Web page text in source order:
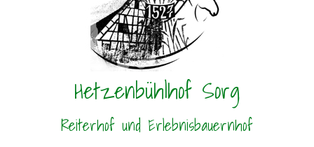
Hetzenbühlhof Sorg
Reiterhof und Erlebnisbauernhof